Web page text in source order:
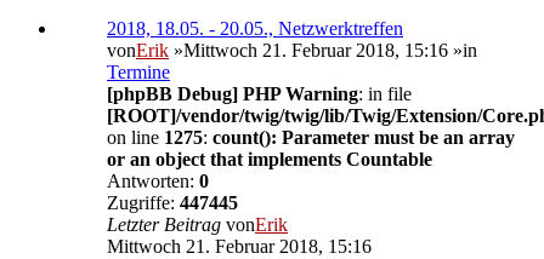
2018, 18.05. - 20.05., Netzwerktreffen
vonErik »Mittwoch 21. Februar 2018, 15:16 »in
Termine
[phpBB Debug] PHP Warning: in file
[ROOT]/vendor/twig/twig/lib/Twig/Extension/
on line 1275: count(): Parameter must be an array
or an object that implements Countable
Antworten: 0
Zugriffe: 447445
Letzter Beitrag vonErik
Mittwoch 21. Februar 2018, 15:16